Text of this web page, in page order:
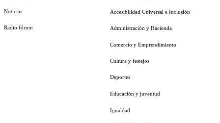
Noticias
Radio fórum
Accesibilidad Universal e Inclusión
Administración y Hacienda
Comercio y Emprendimiento
Cultura y festejos
Deportes
Educación y juventud
Igualdad